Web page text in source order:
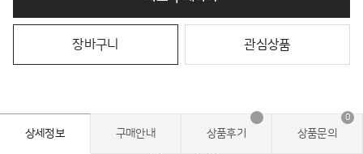
장바구니 관심상품
상세정보 구매안내 상품후기 상품문의
0